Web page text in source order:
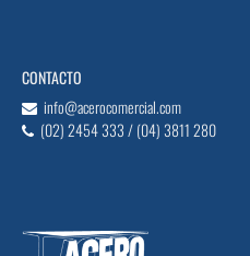
CONTACTO
info@acerocomercial.com
(02) 2454 333 / (04) 3811 280